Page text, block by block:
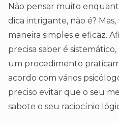
Não pensar muito
dica intrigante, não é?
maneira simples e eficaz.
precisa saber é
um procedimento
acordo com vários
preciso evitar que o seu
sabote o seu raciocínio